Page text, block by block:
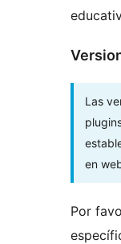
Las
en
Por